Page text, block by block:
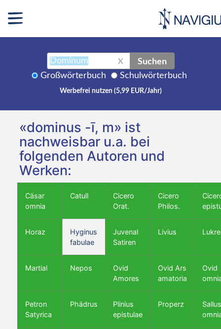
X Suchen
Großwörterbuch Schulwörterbuch
Werbefrei nutzen (5,99 EUR/Jahr)
«dominus -ī, m» ist
nachweisbar u.a. bei
folgenden Autoren und
Werken:
Cäsar
omnia
Catull
Cicero
Orat.
Cicero
Philos.
Horaz
Hyginus
fabulae
Juvenal
Satiren
Livius
Martial Nepos
Ovid
Amores
Ovid Ars
amatoria
Ovid
Petron
Satyrica
Phädrus
Plinius
epistulae
Properz